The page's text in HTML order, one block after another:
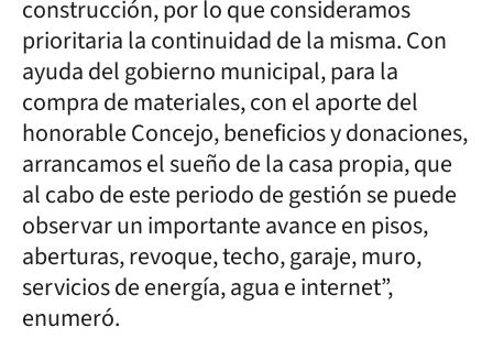
construcción, por lo que consideramos
prioritaria la continuidad de la misma. Con
ayuda del gobierno municipal, para la
compra de materiales, con el aporte del
honorable Concejo, beneficios y donaciones,
arrancamos el sueño de la casa propia, que
al cabo de este periodo de gestión se puede
observar un importante avance en pisos,
aberturas, revoque, techo, garaje, muro,
servicios de energía, agua e internet”,
enumeró.